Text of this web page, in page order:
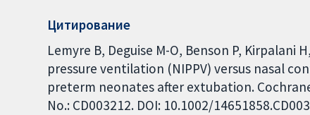
Цитирование
Lemyre B, Deguise M-O, Benson P, Kirpalani
pressure ventilation (NIPPV) versus nasal
preterm neonates after extubation.
No.: CD003212. DOI: 10.1002/